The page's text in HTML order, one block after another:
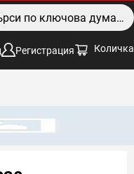
Регистрация Количка